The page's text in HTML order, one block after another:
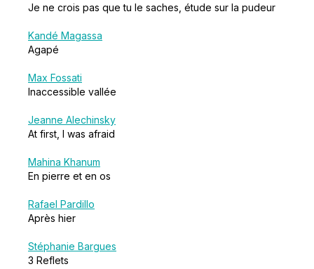
Je ne crois pas que tu le saches, étude sur la pudeur
Kandé Magassa
Agapé
Max Fossati
Inaccessible vallée
Jeanne Alechinsky
At first, I was afraid
Mahina Khanum
En pierre et en os
Rafael Pardillo
Après hier
Stéphanie Bargues
3 Reflets